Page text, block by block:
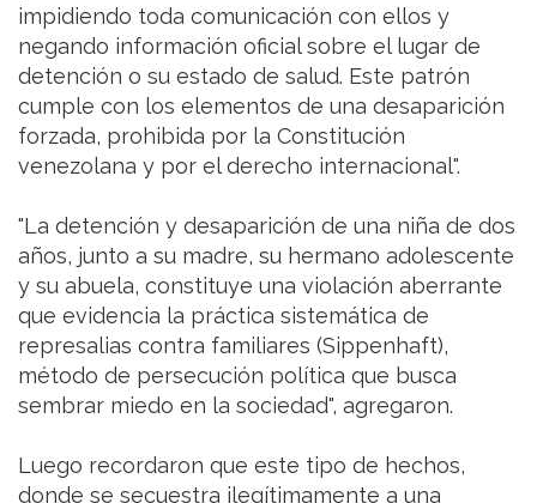
impidiendo toda comunicación con ellos y
negando información oficial sobre el lugar de
detención o su estado de salud. Este patrón
cumple con los elementos de una desaparición
forzada, prohibida por la Constitución
venezolana y por el derecho internacional".
"La detención y desaparición de una niña de dos
años, junto a su madre, su hermano adolescente
y su abuela, constituye una violación aberrante
que evidencia la práctica sistemática de
represalias contra familiares (Sippenhaft),
método de persecución política que busca
sembrar miedo en la sociedad", agregaron.
Luego recordaron que este tipo de hechos,
donde se secuestra ilegítimamente a una